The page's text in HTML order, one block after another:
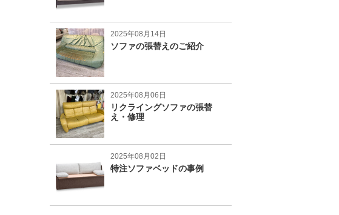
2025年08月14日
ソファの張替えのご紹介
2025年08月06日
リクライングソファの張替
え・修理
2025年08月02日
特注ソファベッドの事例